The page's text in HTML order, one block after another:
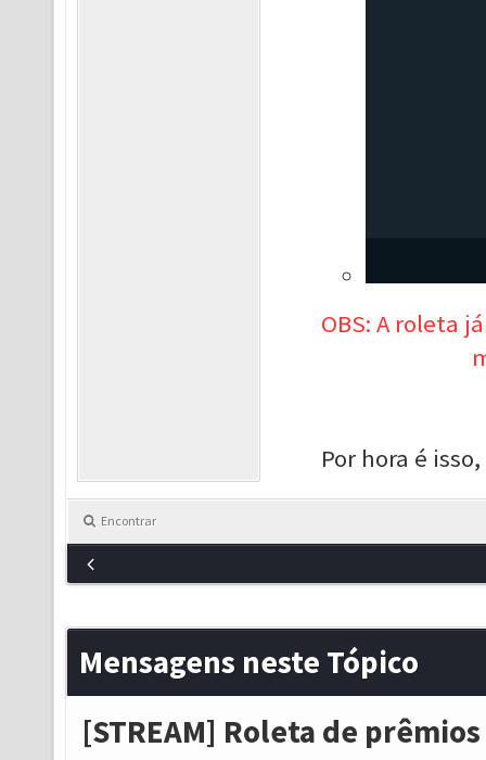
OBS: A roleta
Por hora é
Encontrar
Mensagens neste Tópico
[STREAM] Roleta de